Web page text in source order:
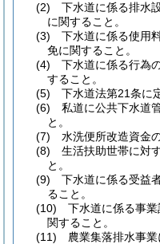
(2)
下水道に係る排水
に関すること。
(3)
下水道に係る使用
免に関すること。
(4)
下水道に係る行為
すること。
(5)
下水道法第21条に
(6)
私道に公共下水道
と。
(7)
水洗便所改造資金
(8)
生活扶助世帯に対
と。
(9)
下水道に係る受益
ること。
(10)
下水道に係る事
関すること。
(11)
農業集落排水事業